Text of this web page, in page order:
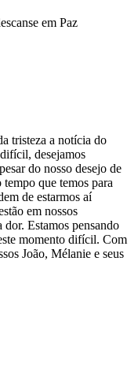
em Paz
tristeza a notícia do
desejamos
do nosso desejo de
que temos para
de estarmos aí
em nossos
dor. Estamos pensando
momento difícil. Com
João, Mélanie e seus